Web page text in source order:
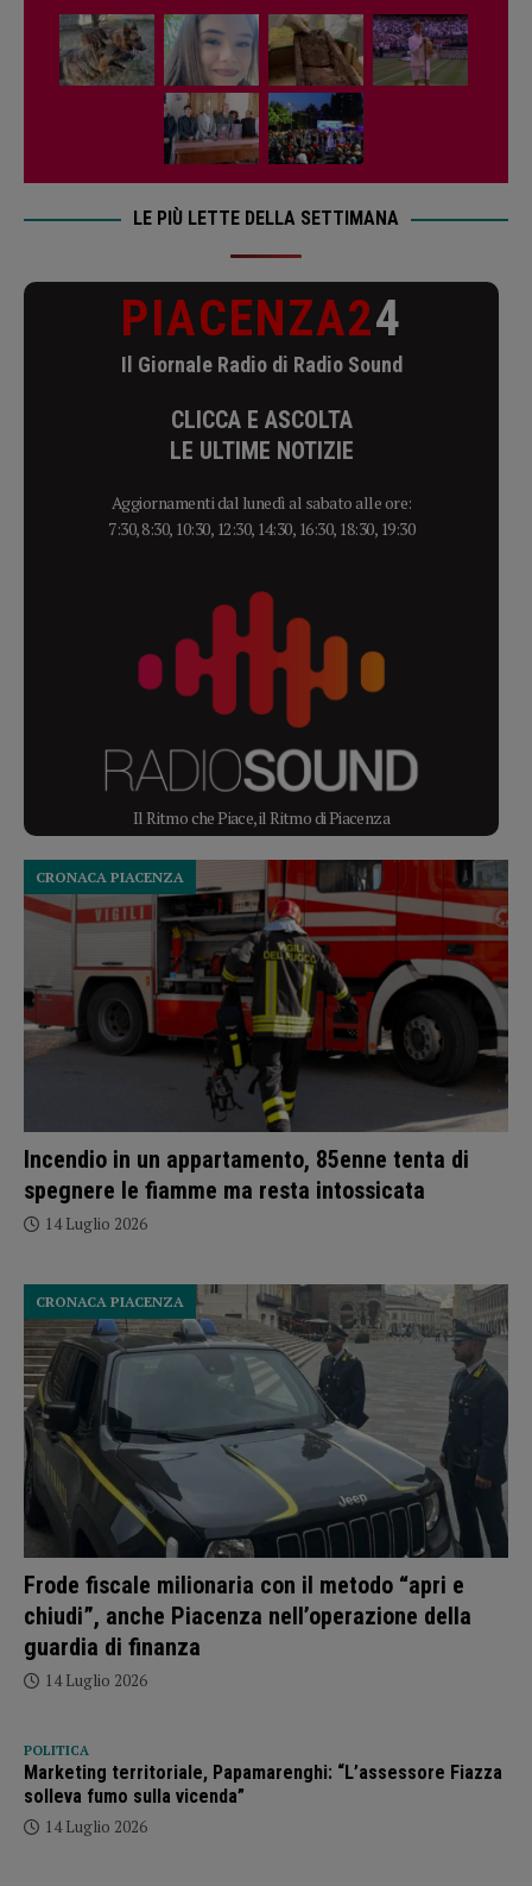
LE PIÙ LETTE DELLA SETTIMANA
PIACENZA24
Il Giornale Radio di Radio Sound
CLICCA E ASCOLTA
LE ULTIME NOTIZIE
Aggiornamenti dal lunedì al sabato alle ore:
7:30, 8:30, 10:30, 12:30, 14:30, 16:30, 18:30, 19:30
Il Ritmo che Piace, il Ritmo di Piacenza
Incendio in un appartamento, 85enne tenta di
spegnere le fiamme ma resta intossicata
CRONACA PIACENZA
14 Luglio 2026
Frode fiscale milionaria con il metodo “apri e
chiudi”, anche Piacenza nell’operazione della
guardia di finanza
CRONACA PIACENZA
14 Luglio 2026
POLITICA
Marketing territoriale, Papamarenghi: “L’assessore Fiazza
solleva fumo sulla vicenda”
14 Luglio 2026